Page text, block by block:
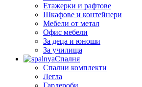
Етажерки и рафтове
Шкафове и контейнери
Мебели от метал
Офис мебели
За деца и юноши
За училища
Спалня
Спални комплекти
Легла
Гардероби